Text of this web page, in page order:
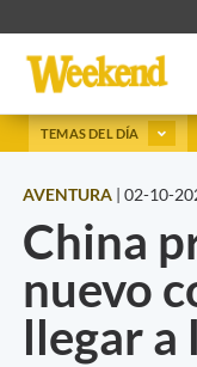
TEMAS DEL DÍA
AVENTURA | 02-10-
China
nuevo
llegar a